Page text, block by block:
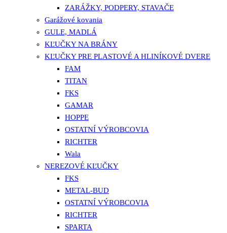
ZARÁŽKY, PODPERY, STAVAČE
Garážové kovania
GULE, MADLÁ
KĽUČKY NA BRÁNY
KĽUČKY PRE PLASTOVÉ A HLINÍKOVÉ DVERE
FAM
TITAN
FKS
GAMAR
HOPPE
OSTATNÍ VÝROBCOVIA
RICHTER
Wala
NEREZOVÉ KĽUČKY
FKS
METAL-BUD
OSTATNÍ VÝROBCOVIA
RICHTER
SPARTA